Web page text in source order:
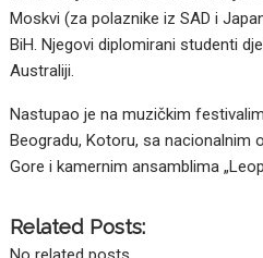
Moskvi (za polaznike iz SAD i
BiH. Njegovi diplomirani studenti
Australiji.
Nastupao je na muzičkim
Beogradu, Kotoru, sa nacionalnim
Gore i kamernim ansamblima
Related Posts: